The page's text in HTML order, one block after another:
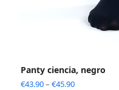
Panty ciencia, negro
€43.90– €45.90